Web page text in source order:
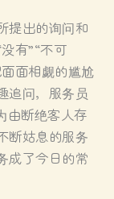
提出的询问和
有”“不可
面相觑的尴尬
追问，服务员
由断绝客人存
断姑息的服务
成了今日的常